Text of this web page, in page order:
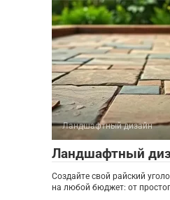
Ландшафтный дизайн
Ландшафтный
Создайте свой райский
на любой бюджет: от